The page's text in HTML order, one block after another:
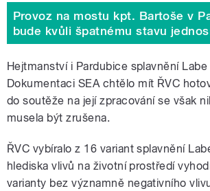
Provoz na mostu kpt. Bartoše v
bude kvůli špatnému stavu
Hejtmanství i Pardubice splavnění
Dokumentaci SEA chtělo mít ŘVC
do soutěže na její zpracování se však
musela být zrušena.
ŘVC vybíralo z 16 variant splavnění
hlediska vlivů na životní prostředí
varianty bez významně negativního